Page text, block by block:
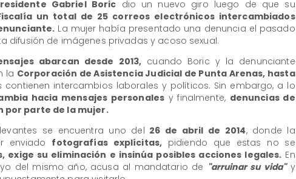
Gabriel Boric dio un nuevo giro luego de que su
un total de 25 correos electrónicos intercambiados
La mujer había presentado una denuncia el pasado
difusión de imágenes privadas y acoso sexual.
abarcan desde 2013, cuando Boric y la denunciante
la Corporación de Asistencia Judicial de Punta Arenas, hasta
contienen intercambios laborales y políticos. Sin embargo, a lo
hacia mensajes personales y finalmente, denuncias de
por parte de la mujer.
se encuentra uno del 26 de abril de 2014, donde la
enviado fotografías explícitas, pidiendo que estas no se
exige su eliminación e insinúa posibles acciones legales. En
del mismo año, acusa al mandatario de "arruinar su vida"y